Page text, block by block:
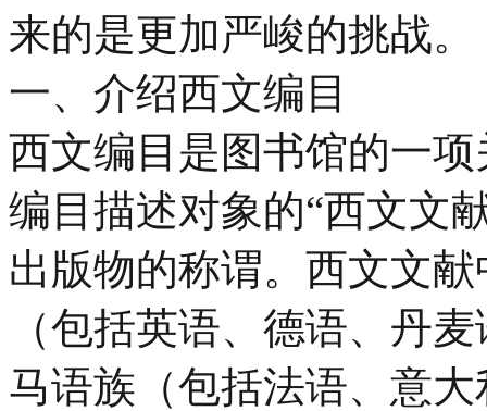
来的是更加严峻的挑战。
一、介绍西文编目
西文编目是图书馆的一
编目描述对象的“西文文
出版物的称谓。西文文
（包括英语、德语、丹
马语族（包括法语、意